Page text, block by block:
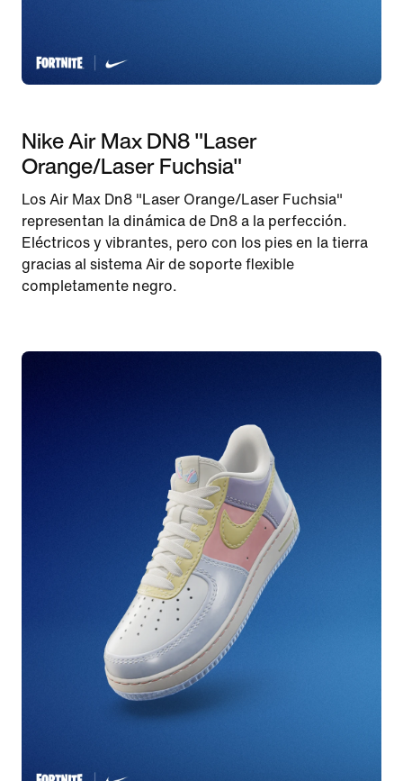
Nike Air Max DN8 "Laser
Orange/Laser Fuchsia"
Los Air Max Dn8 "Laser Orange/Laser Fuchsia"
representan la dinámica de Dn8 a la perfección.
Eléctricos y vibrantes, pero con los pies en la tierra
gracias al sistema Air de soporte flexible
completamente negro.